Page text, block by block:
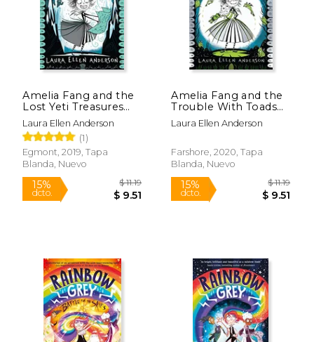
15%
dcto. $ 8.49
15%
dcto.
Amelia Fang and the
Lost Yeti Treasures
(The Amelia Fang
Series) (en Inglés)
Laura Ellen Anderson
(1)
Egmont, 2019, Tapa
Blanda, Nuevo
Amelia Fang and the
Trouble With Toads
(en Inglés)
Laura Ellen Anderson
Farshore, 2020, Tapa
Blanda, Nuevo